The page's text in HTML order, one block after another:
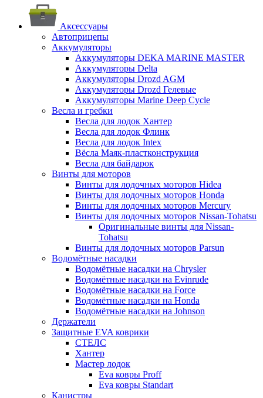
Аксессуары
Автоприцепы
Аккумуляторы
Аккумуляторы DEKA MARINE MASTER
Аккумуляторы Delta
Аккумуляторы Drozd AGM
Аккумуляторы Drozd Гелевые
Аккумуляторы Marine Deep Cycle
Весла и гребки
Весла для лодок Хантер
Весла для лодок Флинк
Весла для лодок Intex
Вёсла Маяк-пластконструкция
Весла для байдарок
Винты для моторов
Винты для лодочных моторов Hidea
Винты для лодочных моторов Honda
Винты для лодочных моторов Mercury
Винты для лодочных моторов Nissan-Tohatsu
Оригинальные винты для Nissan-
Tohatsu
Винты для лодочных моторов Parsun
Водомётные насадки
Водомётные насадки на Chrysler
Водомётные насадки на Evinrude
Водомётные насадки на Force
Водомётные насадки на Honda
Водомётные насадки на Johnson
Держатели
Защитные EVA коврики
СТЕЛС
Хантер
Мастер лодок
Eva ковры Proff
Eva ковры Standart
Канистры